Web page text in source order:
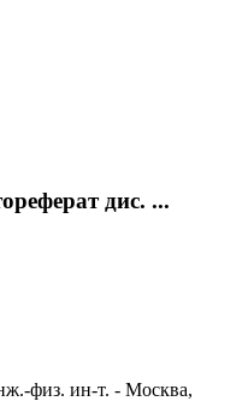
дис. ...
физ. ин-т. - Москва,